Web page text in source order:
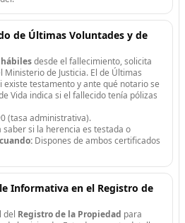
de Últimas Voluntades y de
desde el fallecimiento, solicita
de Justicia. El de Últimas
existe testamento y ante qué notario se
Vida indica si el fallecido tenía pólizas
(tasa administrativa).
saber si la herencia es testada o
Dispones de ambos certificados
Informativa en el Registro de
del Registro de la Propiedad para